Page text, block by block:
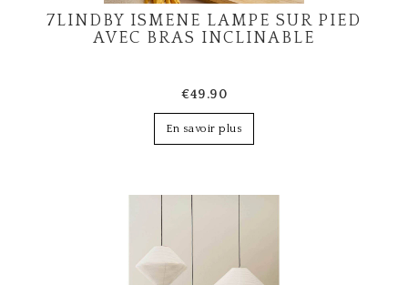
7LINDBY ISMENE LAMPE SUR PIED
AVEC BRAS INCLINABLE
€49.90
En savoir plus